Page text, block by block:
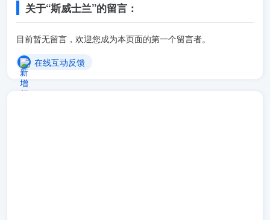
关于“斯威士兰”的留言：
目前暂无留言，欢迎您成为本页面的第一个留言者。
在线互动反馈